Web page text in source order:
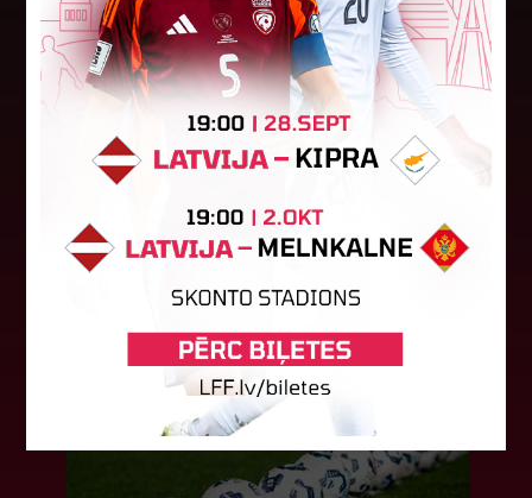
"Riga FC Women" beidz
vēsturisko eirokausu sezonu
Latvijas klubs "Riga FC Women" sestdien UEFA
Čempionu līgas kvalifikācijas otrajā kārtā ar 1:4
piekāpās Lietuvas "Gintra". Ar šo spēli Latvijas
08. augusts 2026.